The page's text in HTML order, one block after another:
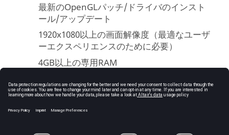
最新のOpenGLパッチ/ドライバのインスト
ール/アップデート
1920x1080以上の画面解像度（最適なユーザ
ーエクスペリエンスのために必要）
4GB以上の専用RAM
ップセットは非対応）
romAIのトレーニングにGPUサポートを使
Toolkitがインストールされている必要があ